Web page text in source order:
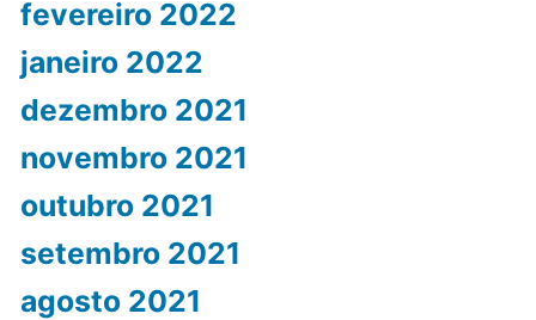
fevereiro 2022
janeiro 2022
dezembro 2021
novembro 2021
outubro 2021
setembro 2021
agosto 2021